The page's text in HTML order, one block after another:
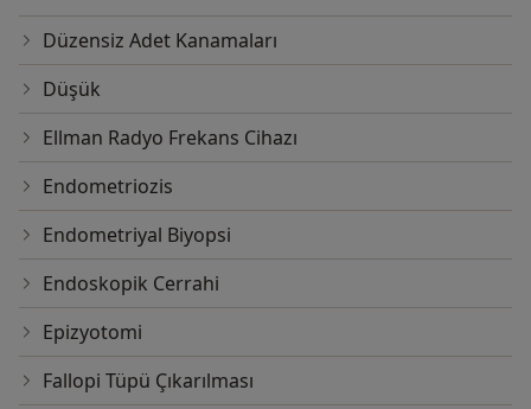
Düzensiz Adet Kanamaları
Düşük
Ellman Radyo Frekans Cihazı
Endometriozis
Endometriyal Biyopsi
Endoskopik Cerrahi
Epizyotomi
Fallopi Tüpü Çıkarılması